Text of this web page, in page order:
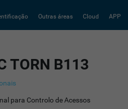
Outras áreas Cloud APP
TORN B113
para Controlo de Acessos